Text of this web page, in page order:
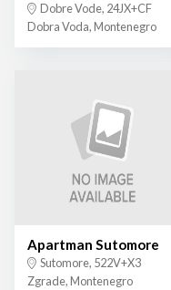
Dobre Vode, 24JX+CF
Dobra Voda, Montenegro
Apartman Sutomore
Sutomore, 522V+X3
Zgrade, Montenegro